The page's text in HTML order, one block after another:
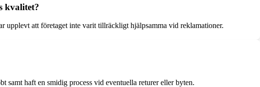
kvalitet?
upplevt att företaget inte varit tillräckligt hjälpsamma vid reklamationer.
samt haft en smidig process vid eventuella returer eller byten.